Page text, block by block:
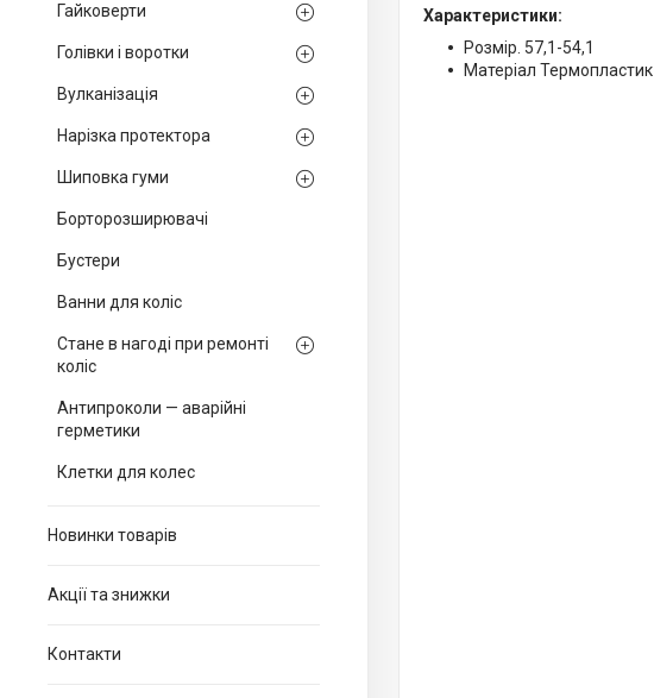
Гайковерти
Голівки і воротки
Вулканізація
Нарізка протектора
Шиповка гуми
Борторозширювачі
Бустери
Ванни для коліс
Стане в нагоді при ремонті
коліс
Антипроколи — аварійні
герметики
Клетки для колес
Новинки товарів
Акції та знижки
Контакти
Характеристики:
Розмір. 57,1-54,1
Матеріал Термопластик